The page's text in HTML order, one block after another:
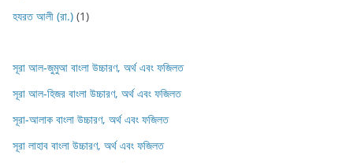
হযরত আলী (রা.) (1)
সূরা আল-জুমুআ বাংলা উচ্চারণ, অর্থ এবং ফজিলত
সূরা আল-হিজর বাংলা উচ্চারণ, অর্থ এবং ফজিলত
সূরা-আলাক বাংলা উচ্চারণ, অর্থ এবং ফজিলত
সূরা লাহাব‌‌‌ বাংলা উচ্চারণ, অর্থ এবং ফজিলত